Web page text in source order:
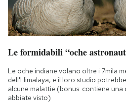
Le formidabili “oche
Le oche indiane volano oltre i 7mila
dell'Himalaya, e il loro studio
alcune malattie (bonus: contiene una
abbiate visto)